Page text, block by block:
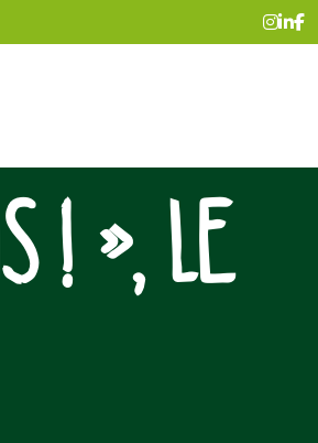
! », LE